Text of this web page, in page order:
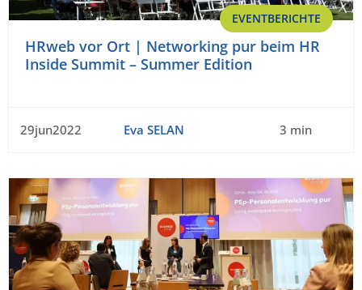
EVENTBERICHTE
HRweb vor Ort | Networking pur beim HR
Inside Summit – Summer Edition
29jun2022 Eva SELAN 3 min